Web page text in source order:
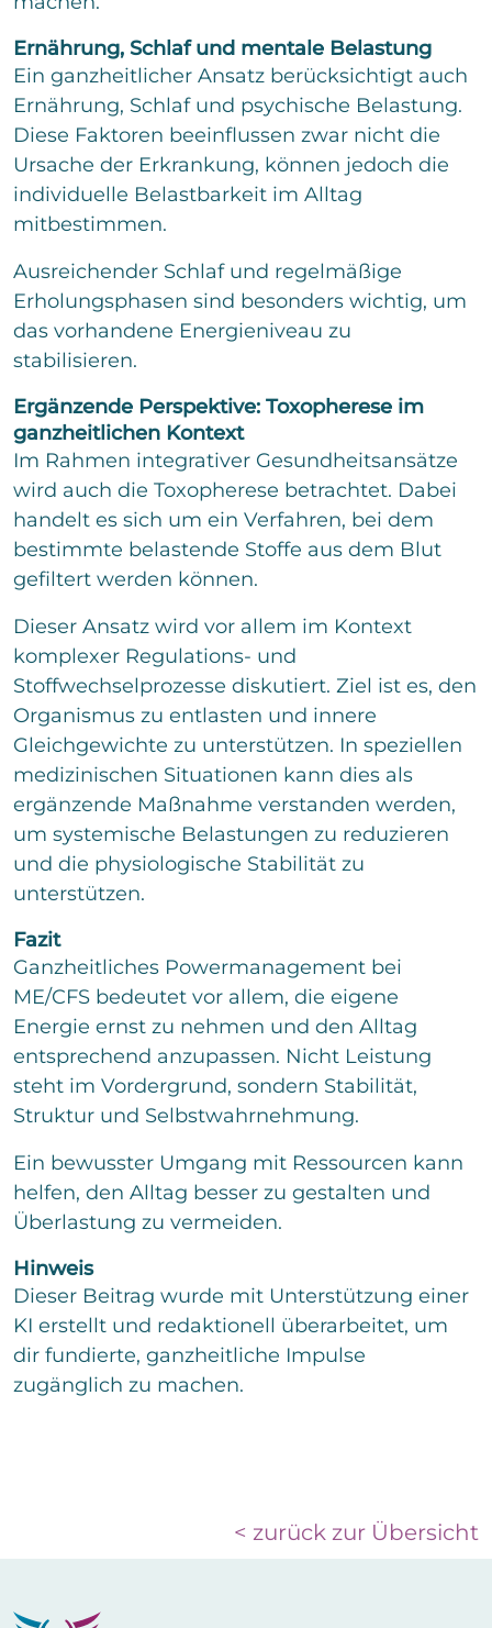
Ernährung, Schlaf und mentale Belastung
Ein ganzheitlicher Ansatz berücksichtigt auch
Ernährung, Schlaf und psychische Belastung.
Diese Faktoren beeinflussen zwar nicht die
Ursache der Erkrankung, können jedoch die
individuelle Belastbarkeit im Alltag
mitbestimmen.
Ausreichender Schlaf und regelmäßige
Erholungsphasen sind besonders wichtig, um
das vorhandene Energieniveau zu
stabilisieren.
Ergänzende Perspektive: Toxopherese im
ganzheitlichen Kontext
Im Rahmen integrativer Gesundheitsansätze
wird auch die Toxopherese betrachtet. Dabei
handelt es sich um ein Verfahren, bei dem
bestimmte belastende Stoffe aus dem Blut
gefiltert werden können.
Dieser Ansatz wird vor allem im Kontext
komplexer Regulations- und
Stoffwechselprozesse diskutiert. Ziel ist es, den
Organismus zu entlasten und innere
Gleichgewichte zu unterstützen. In speziellen
medizinischen Situationen kann dies als
ergänzende Maßnahme verstanden werden,
um systemische Belastungen zu reduzieren
und die physiologische Stabilität zu
unterstützen.
Fazit
Ganzheitliches Powermanagement bei
ME/CFS bedeutet vor allem, die eigene
Energie ernst zu nehmen und den Alltag
entsprechend anzupassen. Nicht Leistung
steht im Vordergrund, sondern Stabilität,
Struktur und Selbstwahrnehmung.
Ein bewusster Umgang mit Ressourcen kann
helfen, den Alltag besser zu gestalten und
Überlastung zu vermeiden.
Hinweis
Dieser Beitrag wurde mit Unterstützung einer
KI erstellt und redaktionell überarbeitet, um
dir fundierte, ganzheitliche Impulse
zugänglich zu machen.
< zurück zur Übersicht